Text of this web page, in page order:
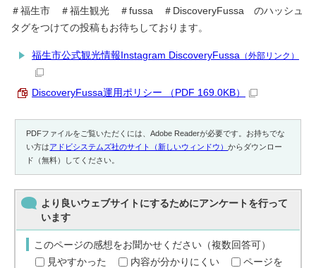
＃福生市 ＃福生観光 ＃fussa ＃DiscoveryFussa のハッシュ
タグをつけての投稿もお待ちしております。
福生市公式観光情報Instagram DiscoveryFussa （外部リンク）
DiscoveryFussa運用ポリシー （PDF 169.0KB）
PDFファイルをご覧いただくには、Adobe Readerが必要です。お持ちでな
い方はアドビシステムズ社のサイト（新しいウィンドウ）からダウンロー
ド（無料）してください。
より良いウェブサイトにするためにアンケートを行って
います
このページの感想をお聞かせください（複数回答可）
見やすかった
内容が分かりにくい
ページを